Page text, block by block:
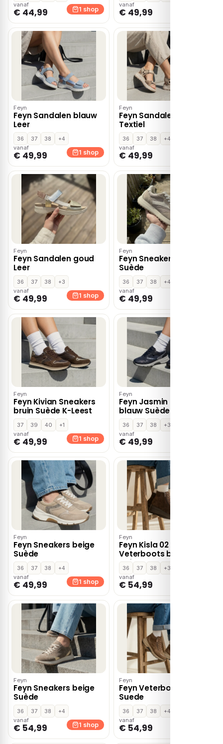
vanaf
€ 44,99 1 shop
vanaf
€ 49,99
Feyn
Feyn Sandalen blauw
Leer
36 37 38
+4
vanaf
€ 49,99 1 shop
Feyn
Feyn Sandalen beige
Textiel
36 37 38
+4
vanaf
€ 49,99
Feyn
Feyn Sandalen goud
Leer
36 37 38
+3
vanaf
€ 49,99 1 shop
Feyn
Feyn Sneakers beige
Suède
36 37 38
+4
vanaf
€ 49,99
Feyn
Feyn Kivian Sneakers
bruin Suède K-Leest
37 39 40
+1
vanaf
€ 49,99 1 shop
Feyn
Feyn Jasmin Sneakers
blauw Suède
36 37 38
+3
vanaf
€ 49,99
Feyn
Feyn Sneakers beige
Suède
36 37 38
+4
vanaf
€ 49,99 1 shop
Feyn
Feyn Kisla 02
Veterboots bruin
Suède K-Leest
36 37 38
+3
vanaf
€ 54,99
Feyn
Feyn Sneakers beige
Suède
36 37 38
+4
vanaf
€ 54,99 1 shop
Feyn
Feyn Veterboots bruin
Suede
36 37 38
+4
vanaf
€ 54,99